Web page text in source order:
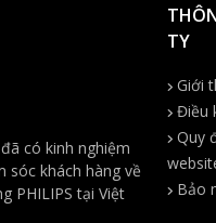
có kinh nghiệm
sóc khách hàng về
PHILIPS tại Việt
TY
Giới
Điều
Quy
Bảo